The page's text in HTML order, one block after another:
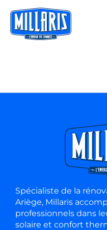
Spécialiste de la
Ariège, Millaris
professionnels dans
solaire et confort